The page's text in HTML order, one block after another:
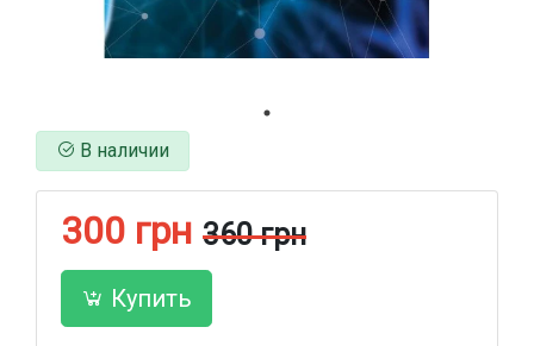
В наличии
300 грн 360 грн
Купить